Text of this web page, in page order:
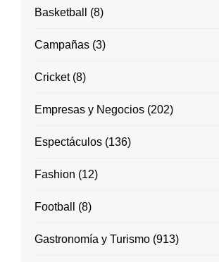
Basketball (8)
Campañas (3)
Cricket(8)
Empresas y Negocios (202)
Espectáculos (136)
Fashion (12)
Football (8)
Gastronomía y Turismo (913)